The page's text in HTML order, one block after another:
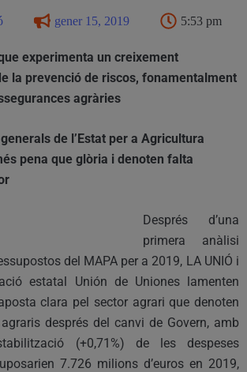
gener 15, 2019 5:53 pm
experimenta un creixement
la prevenció de riscos, fonamentalment
agràries
de l’Estat per a Agricultura
pena que glòria i denoten falta
Després d’una
primera anàlisi
del MAPA per a 2019, LA UNIÓ i
estatal Unión de Uniones lamenten
clara pel sector agrari que denoten
després del canvi de Govern, amb
(+0,71%) de les despeses
7.726 milions d’euros en 2019,